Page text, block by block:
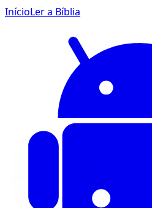
InícioLer a Bíblia